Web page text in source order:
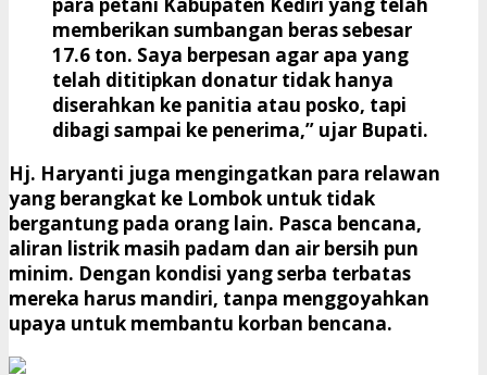
memberikan sumbangan beras sebesar
17.6 ton. Saya berpesan agar apa yang
telah dititipkan donatur tidak hanya
diserahkan ke panitia atau posko, tapi
dibagi sampai ke penerima,” ujar Bupati.
Hj. Haryanti juga mengingatkan para relawan
yang berangkat ke Lombok untuk tidak
bergantung pada orang lain. Pasca bencana,
aliran listrik masih padam dan air bersih pun
minim. Dengan kondisi yang serba terbatas
mereka harus mandiri, tanpa menggoyahkan
upaya untuk membantu korban bencana.